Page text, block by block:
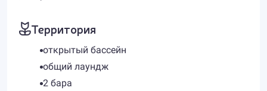
Территория
открытый бассейн
общий лаундж
2 бара